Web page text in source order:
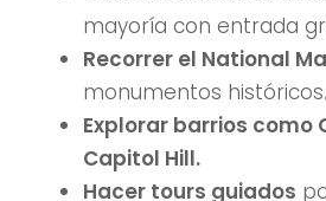
mayoría con entrada
Recorrer el National
monumentos históricos.
Explorar barrios como
Capitol Hill.
Hacer tours guiados